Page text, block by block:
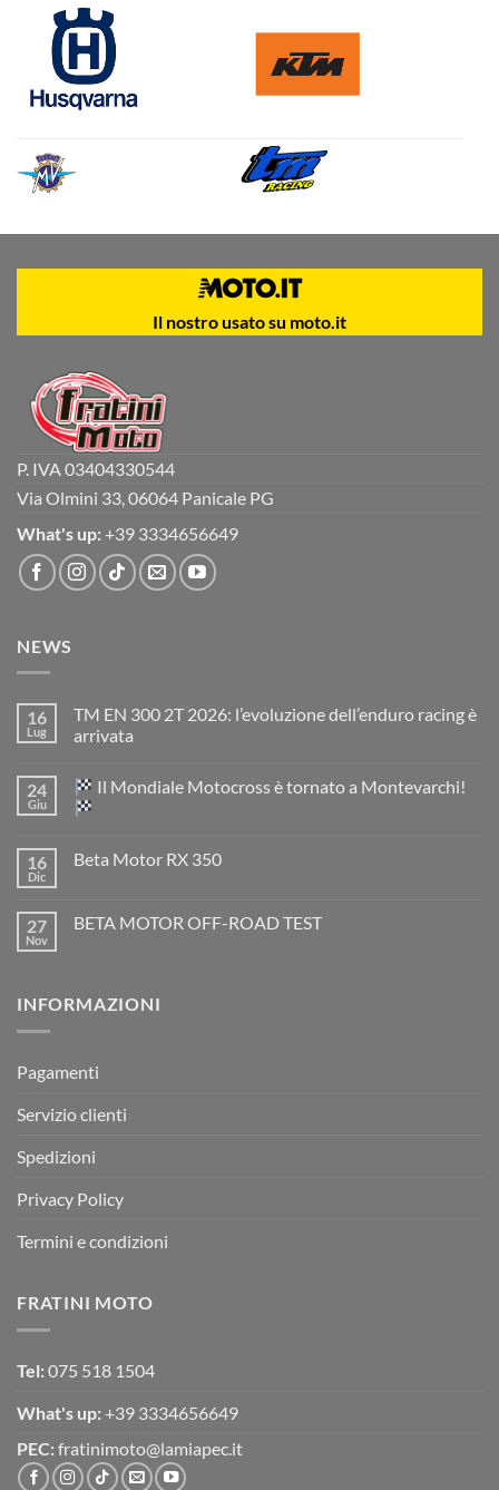
Il nostro usato su moto.it
P. IVA 03404330544
Via Olmini 33, 06064 Panicale PG
What's up: +39 3334656649
NEWS
16
Lug
TM EN 300 2T 2026: l’evoluzione dell’enduro racing è
arrivata
su
TM
EN
2026:
è
arrivata
24
Giu
Il Mondiale Motocross è tornato a Montevarchi!
su
Motocross
è
16
Dic
Beta Motor RX 350
Beta
27
Nov
BETA MOTOR OFF-ROAD TEST
MOTOR
INFORMAZIONI
Pagamenti
Servizio clienti
Spedizioni
Privacy Policy
Termini e condizioni
FRATINI MOTO
Tel: 075 518 1504
What's up: +39 3334656649
PEC: fratinimoto@lamiapec.it